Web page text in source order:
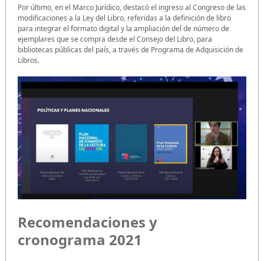
Por último, en el Marco Jurídico, destacó el ingreso al Congreso de las
modificaciones a la Ley del Libro, referidas a la definición de libro
para integrar el formato digital y la ampliación del de número de
ejemplares que se compra desde el Consejo del Libro, para
bibliotecas públicas del país, a través de Programa de Adquisición de
Libros.
Recomendaciones y
cronograma 2021